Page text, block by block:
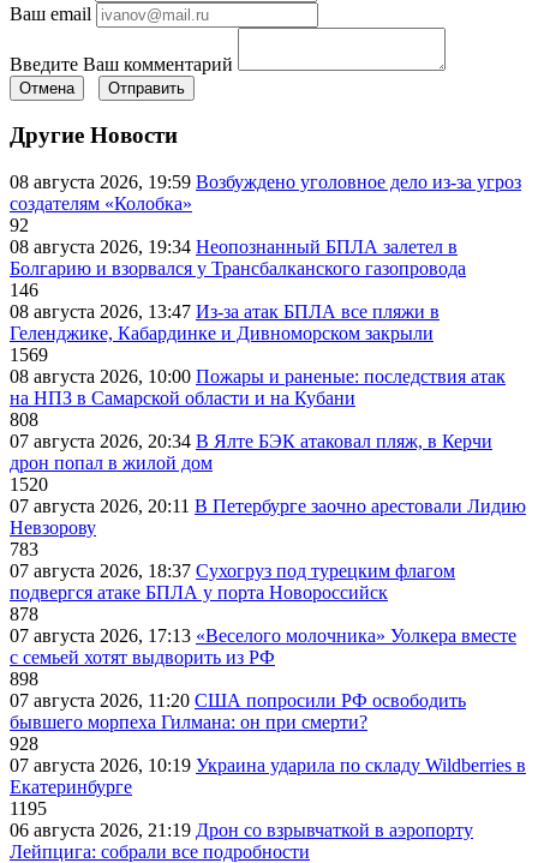
Ваш email
Введите Ваш комментарий
Отмена Отправить
Другие Новости
08 августа 2026, 19:59 Возбуждено уголовное дело из-за угроз
создателям «Колобка»
92
08 августа 2026, 19:34 Неопознанный БПЛА залетел в
Болгарию и взорвался у Трансбалканского газопровода
146
08 августа 2026, 13:47 Из-за атак БПЛА все пляжи в
Геленджике, Кабардинке и Дивноморском закрыли
1569
08 августа 2026, 10:00 Пожары и раненые: последствия атак
на НПЗ в Самарской области и на Кубани
808
07 августа 2026, 20:34 В Ялте БЭК атаковал пляж, в Керчи
дрон попал в жилой дом
1520
07 августа 2026, 20:11 В Петербурге заочно арестовали Лидию
Невзорову
783
07 августа 2026, 18:37 Сухогруз под турецким флагом
подвергся атаке БПЛА у порта Новороссийск
878
07 августа 2026, 17:13 «Веселого молочника» Уолкера вместе
с семьей хотят выдворить из РФ
898
07 августа 2026, 11:20 США попросили РФ освободить
бывшего морпеха Гилмана: он при смерти?
928
07 августа 2026, 10:19 Украина ударила по складу Wildberries в
Екатеринбурге
1195
06 августа 2026, 21:19 Дрон со взрывчаткой в аэропорту
Лейпцига: собрали все подробности